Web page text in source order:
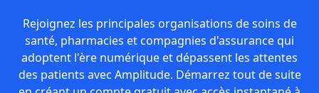
Rejoignez les principales organisations de soins de
santé, pharmacies et compagnies d'assurance qui
adoptent l'ère numérique et dépassent les attentes
des patients avec Amplitude. Démarrez tout de suite